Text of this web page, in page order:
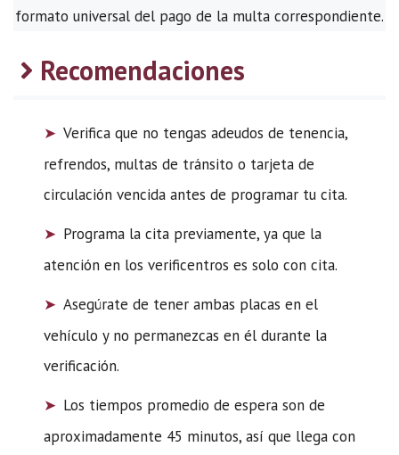
formato universal del pago de la multa correspondiente.
Recomendaciones
Verifica que no tengas adeudos de tenencia,
refrendos, multas de tránsito o tarjeta de
circulación vencida antes de programar tu cita.
Programa la cita previamente, ya que la
atención en los verificentros es solo con cita.
Asegúrate de tener ambas placas en el
vehículo y no permanezcas en él durante la
verificación.
Los tiempos promedio de espera son de
aproximadamente 45 minutos, así que llega con